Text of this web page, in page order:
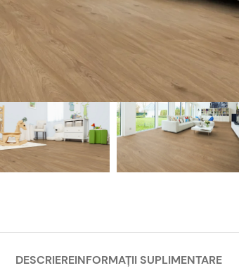
DESCRIEREINFORMAȚII SUPLIMENTARE